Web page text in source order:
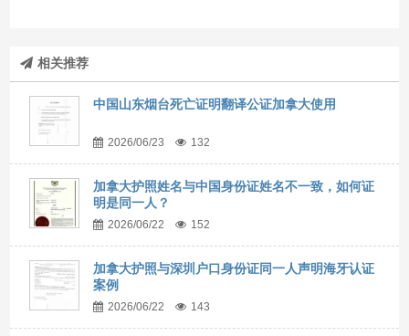
相关推荐
中国山东烟台死亡证明翻译公证加拿大使用
2026/06/23 132
加拿大护照姓名与中国身份证姓名不一致，如何证
明是同一人？
2026/06/22 152
加拿大护照与深圳户口身份证同一人声明海牙认证
案例
2026/06/22 143